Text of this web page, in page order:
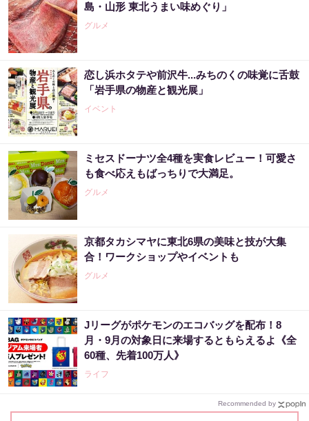
島・山形 東北うまい味めぐり」
グルメ
恋し浜ホタテや前沢牛...みちのくの味覚に舌鼓
「岩手県の物産と観光展」
イベント
ミセスドーナツ全4種を実食レビュー！可愛さ
も食べ応えもばっちりで大満足。
グルメ
京都タカシマヤに東北6県の美味と技が大集
合！ワークショップやイベントも
グルメ
Jリーグがポケモンのエコバッグを配布！8
月・9月の対象日に来場するともらえるよ《全
60種、先着100万人》
ライフ
Recommended by